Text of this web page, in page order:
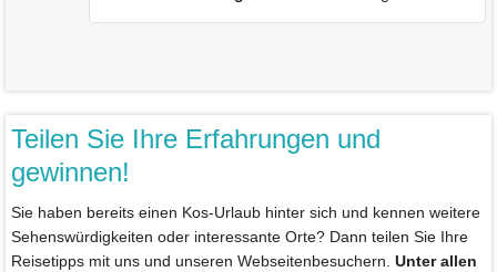
Teilen Sie Ihre Erfahrungen und
gewinnen!
Sie haben bereits einen Kos-Urlaub hinter sich und kennen weitere
Sehenswürdigkeiten oder interessante Orte? Dann teilen Sie Ihre
Reisetipps mit uns und unseren Webseitenbesuchern. Unter allen